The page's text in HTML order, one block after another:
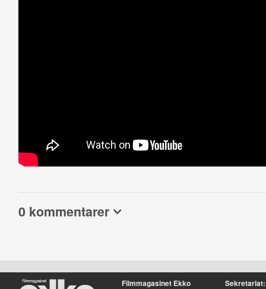
0 kommentarer
Filmmagasinet Ekko Sekretariat: